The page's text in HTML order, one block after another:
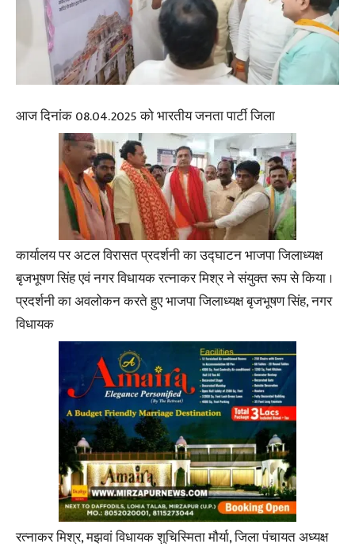
आज दिनांक 08.04.2025 को भारतीय जनता पार्टी जिला
कार्यालय पर अटल विरासत प्रदर्शनी का उद्घाटन भाजपा जिलाध्यक्ष
बृजभूषण सिंह एवं नगर विधायक रत्नाकर मिश्र ने संयुक्त रूप से किया ।
प्रदर्शनी का अवलोकन करते हुए भाजपा जिलाध्यक्ष बृजभूषण सिंह, नगर
विधायक
रत्नाकर मिश्र, मझवां विधायक शुचिस्मिता मौर्या, जिला पंचायत अध्यक्ष